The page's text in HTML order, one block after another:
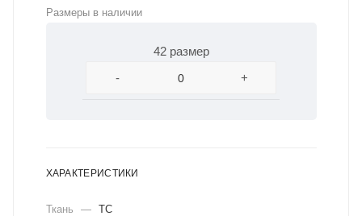
Размеры в наличии
42 размер
-
+
ХАРАКТЕРИСТИКИ
Ткань — ТС